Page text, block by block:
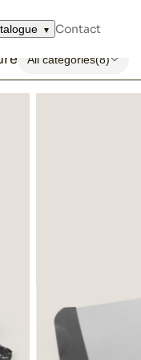
Contact
complements
All categories(8)